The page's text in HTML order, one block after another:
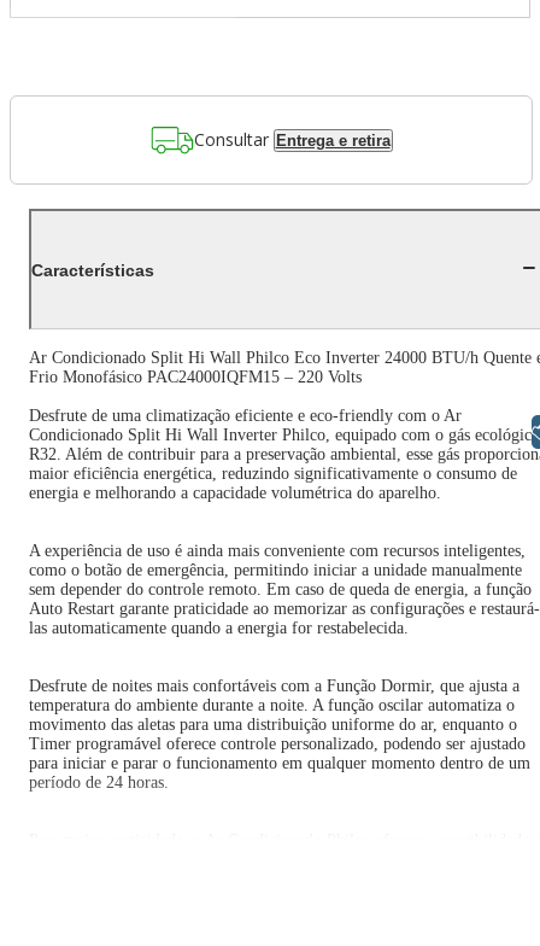
Consultar Entrega e retira
Características
Ar Condicionado Split Hi Wall Philco Eco Inverter 24000 BTU/h Quente
Frio Monofásico PAC24000IQFM15 – 220 Volts
Desfrute de uma climatização eficiente e eco-friendly com o Ar
Condicionado Split Hi Wall Inverter Philco, equipado com o gás ecológico
R32. Além de contribuir para a preservação ambiental, esse gás
maior eficiência energética, reduzindo significativamente o consumo de
energia e melhorando a capacidade volumétrica do aparelho.
A experiência de uso é ainda mais conveniente com recursos inteligentes,
como o botão de emergência, permitindo iniciar a unidade manualmente
sem depender do controle remoto. Em caso de queda de energia, a função
Auto Restart garante praticidade ao memorizar as configurações e restaurá-
las automaticamente quando a energia for restabelecida.
Desfrute de noites mais confortáveis com a Função Dormir, que ajusta a
temperatura do ambiente durante a noite. A função oscilar automatiza o
movimento das aletas para uma distribuição uniforme do ar, enquanto o
Timer programável oferece controle personalizado, podendo ser ajustado
para iniciar e parar o funcionamento em qualquer momento dentro de um
período de 24 horas.
Libras